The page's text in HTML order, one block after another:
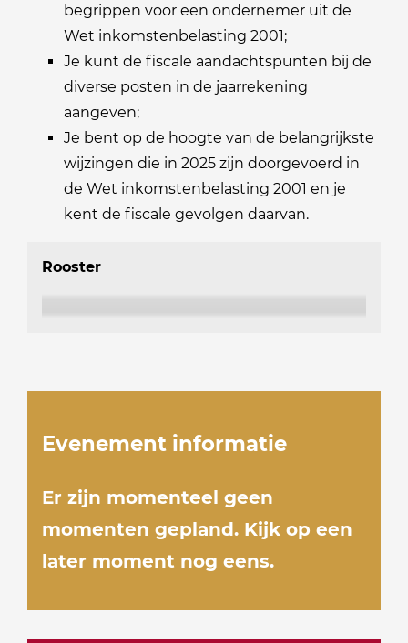
begrippen voor een ondernemer uit de
Wet inkomstenbelasting 2001;
Je kunt de fiscale aandachtspunten bij de
diverse posten in de jaarrekening
aangeven;
Je bent op de hoogte van de belangrijkste
wijzingen die in 2025 zijn doorgevoerd in
de Wet inkomstenbelasting 2001 en je
kent de fiscale gevolgen daarvan.
Rooster
Evenement informatie
Er zijn momenteel geen
momenten gepland. Kijk op een
later moment nog eens.